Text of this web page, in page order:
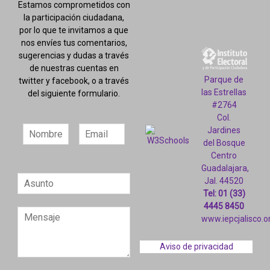
Estamos comprometidos con
la participación ciudadana,
por lo que te invitamos a que
nos envíes tus comentarios,
sugerencias y dudas a través
de nuestras cuentas en
twitter y facebook, o a través
del siguiente formulario.
Parque de
las Estrellas
#2764
Col.
Jardines
del Bosque
Centro
Guadalajara,
Jal. 44520
Tel: 01 (33)
4445 8450
Aviso de privacidad